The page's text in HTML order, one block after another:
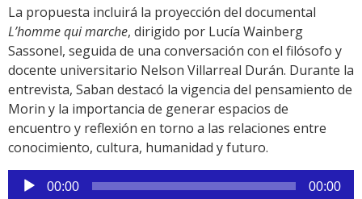
Link
La propuesta incluirá la proyección del documental
L’homme qui marche, dirigido por Lucía Wainberg
Sassonel, seguida de una conversación con el filósofo y
docente universitario Nelson Villarreal Durán. Durante la
entrevista, Saban destacó la vigencia del pensamiento de
Morin y la importancia de generar espacios de
encuentro y reflexión en torno a las relaciones entre
conocimiento, cultura, humanidad y futuro.
Reproductor
00:00 00:00